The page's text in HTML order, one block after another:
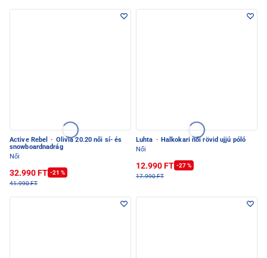
Active Rebel · Olivia 20.20 női sí- és
snowboardnadrág
Női
32.990 FT -21 %
41.990 FT
Luhta · Halkokari női rövid ujjú póló
Női
12.990 FT -27 %
17.990 FT